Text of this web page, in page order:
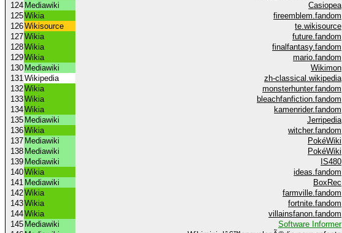
124 Mediawiki Casiopea
125Wikia fireemblem.fandom
126Wikisource te.wikisource
127Wikia future.fandom
128Wikia finalfantasy.fandom
129Wikia mario.fandom
130 Mediawiki Wikimon
131Wikipedia zh-classical.wikipedia
132Wikia monsterhunter.fandom
133Wikia bleachfanfiction.fandom
134Wikia kamenrider.fandom
135 Mediawiki Jerripedia
136Wikia witcher.fandom
137 Mediawiki PokéWiki
138 Mediawiki PokéWiki
139 Mediawiki IS480
140Wikia ideas.fandom
141 Mediawiki BoxRec
142Wikia farmville.fandom
143Wikia fortnite.fandom
144Wikia villainsfanon.fandom
145 Mediawiki Software Informer